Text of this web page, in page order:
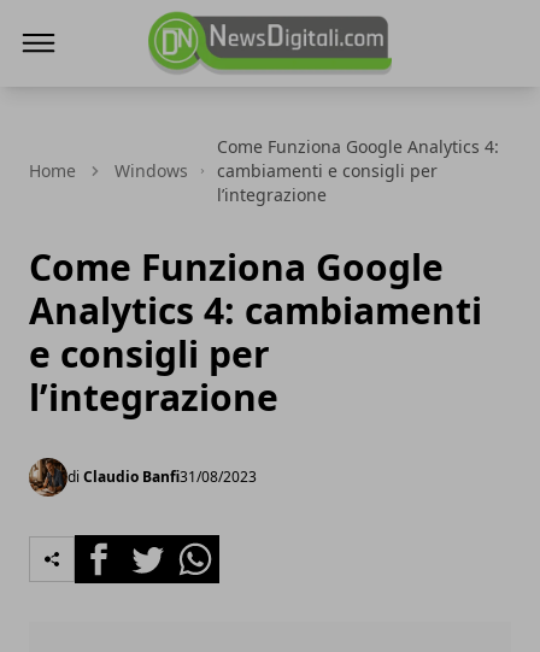
Home Windows
Come Funziona Google Analytics 4:
cambiamenti e consigli per
l’integrazione
Come Funziona Google
Analytics 4: cambiamenti
e consigli per
l’integrazione
di Claudio Banfi31/08/2023
FacebookTwitterWhatsapp